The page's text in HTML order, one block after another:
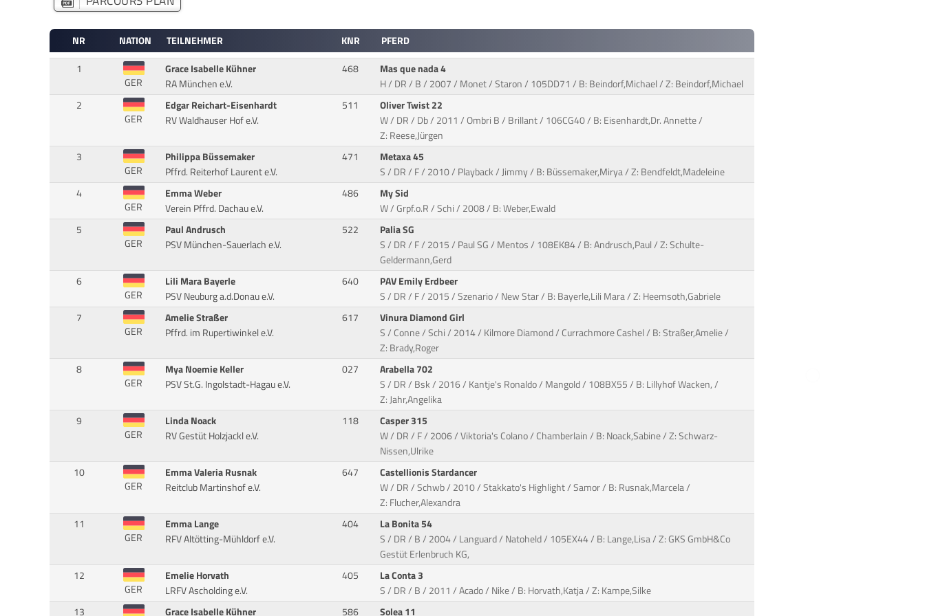
NR NATION TEILNEHMER KNR
PFERD
1
GER
Grace Isabelle Kühner
RA München e.V.
468
Mas que nada 4
H / DR / B / 2007 / Monet / Staron / 105DD71 / B: Beindorf,Michael / Z: Beindorf,Michael
2
GER
Edgar Reichart-Eisenhardt
RV Waldhauser Hof e.V.
511
Oliver Twist 22
W / DR / Db / 2011 / Ombri B / Brillant / 106CG40 / B: Eisenhardt,Dr. Annette /
Z: Reese,Jürgen
3
GER
Philippa Büssemaker
Pffrd. Reiterhof Laurent e.V.
471
Metaxa 45
S / DR / F / 2010 / Playback / Jimmy / B: Büssemaker,Mirya / Z: Bendfeldt,Madeleine
4
GER
Emma Weber
Verein Pffrd. Dachau e.V.
486
My Sid
W / Grpf.o.R / Schi / 2008 / B: Weber,Ewald
5
GER
Paul Andrusch
PSV München-Sauerlach e.V.
522
Palia SG
S / DR / F / 2015 / Paul SG / Mentos / 108EK84 / B: Andrusch,Paul / Z: Schulte-
Geldermann,Gerd
6
GER
Lili Mara Bayerle
PSV Neuburg a.d.Donau e.V.
640
PAV Emily Erdbeer
S / DR / F / 2015 / Szenario / New Star / B: Bayerle,Lili Mara / Z: Heemsoth,Gabriele
7
GER
Amelie Straßer
Pffrd. im Rupertiwinkel e.V.
617
Vinura Diamond Girl
S / Conne / Schi / 2014 / Kilmore Diamond / Currachmore Cashel / B: Straßer,Amelie /
Z: Brady,Roger
8
GER
Mya Noemie Keller
PSV St.G. Ingolstadt-Hagau e.V.
027
Arabella 702
S / DR / Bsk / 2016 / Kantje's Ronaldo / Mangold / 108BX55 / B: Lillyhof Wacken, /
Z: Jahr,Angelika
9
GER
Linda Noack
RV Gestüt Holzjackl e.V.
118
Casper 315
W / DR / F / 2006 / Viktoria's Colano / Chamberlain / B: Noack,Sabine / Z: Schwarz-
Nissen,Ulrike
10
GER
Emma Valeria Rusnak
Reitclub Martinshof e.V.
647
Castellionis Stardancer
W / DR / Schwb / 2010 / Stakkato's Highlight / Samor / B: Rusnak,Marcela /
Z: Flucher,Alexandra
11
GER
Emma Lange
RFV Altötting-Mühldorf e.V.
404
La Bonita 54
S / DR / B / 2004 / Languard / Natoheld / 105EX44 / B: Lange,Lisa / Z: GKS GmbH&Co
Gestüt Erlenbruch KG,
12
GER
Emelie Horvath
LRFV Ascholding e.V.
405
La Conta 3
S / DR / B / 2011 / Acado / Nike / B: Horvath,Katja / Z: Kampe,Silke
13
Grace Isabelle Kühner 586 Solea 11